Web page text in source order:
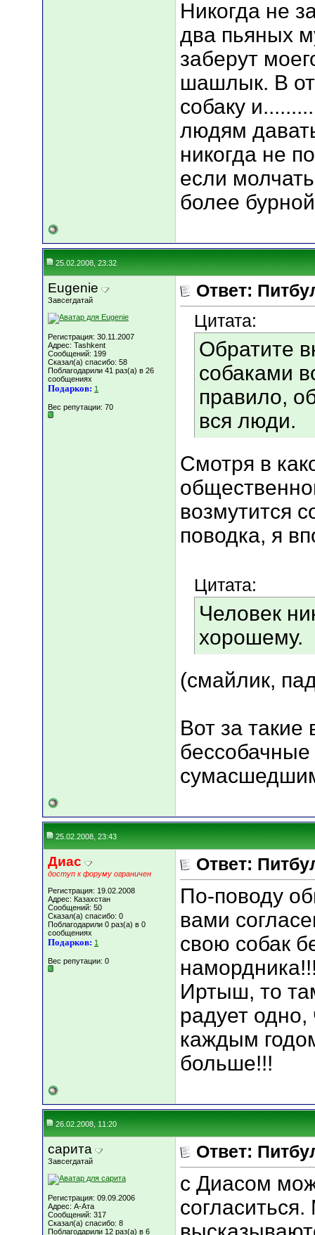
Никогда не
два пьяных
заберут
шашлык. В
собаку
людям
никогда не
если
более
25.02.2008, 23:32
Eugenie
Завсегдатай
Регистрация: 30.11.2007
Адрес: Tashkent
Сообщений: 199
Сказал(а) спасибо: 58
Поблагодарили 41 раз(а) в 26
сообщениях
Подарков: 1
Вес репутации: 70
Ответ:
Цитата:
Обратите
собаками
правило,
вся люди.
Смотря в
возмутится
поводка, я
Цитата:
Человек
хорошему.
(смайлик,
Вот за
бессобачные
25.02.2008, 23:43
Диас
доступ к форуму ограничен
Регистрация: 19.02.2008
Адрес: Казахстан
Сообщений: 50
Сказал(а) спасибо: 0
Поблагодарили 0 раз(а) в 0
сообщениях
Подарков: 1
Вес репутации: 0
Ответ:
По-поводу
вами
свою собак
Иртыш, то
радует одно,
каждым
больше!!!
26.02.2008, 11:20
сарита
Завсегдатай
Регистрация: 09.09.2006
Адрес: А-Ата
Сообщений: 317
Сказал(а) спасибо: 8
Поблагодарили 12 раз(а) в 6
Ответ:
с Диасом